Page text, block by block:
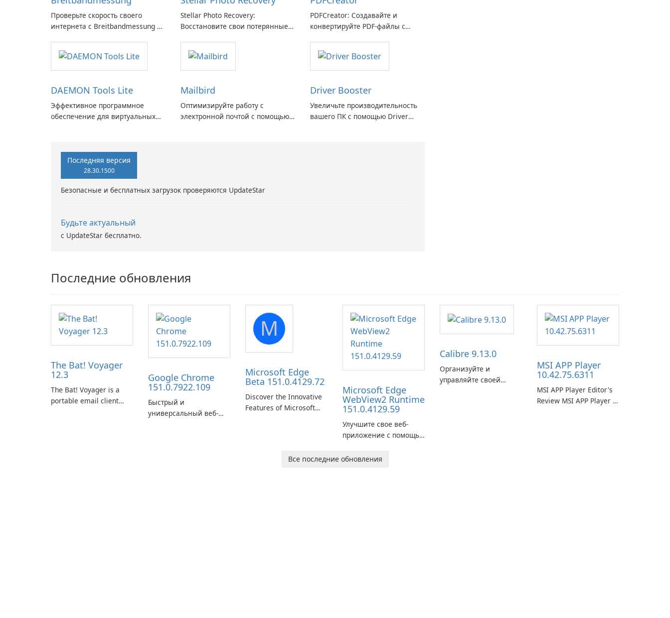
Проверьте скорость своего
интернета с Breitbandmessung от
Stellar Photo Recovery:
Восстановите свои потерянные
PDFCreator: Создавайте и
конвертируйте PDF-файлы с
DAEMON Tools Lite
Эффективное программное
обеспечение для виртуальных
Mailbird
Оптимизируйте работу с
электронной почтой с помощью
Driver Booster
Увеличьте производительность
вашего ПК с помощью Driver
Последняя версия
28.30.1500
Безопасные и бесплатных загрузок проверяются UpdateStar
Будьте актуальный
с UpdateStar бесплатно.
Последние обновления
The Bat! Voyager
12.3
The Bat! Voyager is a
portable email client
Google Chrome
151.0.7922.109
Быстрый и
универсальный веб-
M
Microsoft Edge
Beta 151.0.4129.72
Discover the Innovative
Features of Microsoft
shaping the landscape of
Microsoft Edge
WebView2 Runtime
151.0.4129.59
Улучшите свое веб-
приложение с помощью
Microsoft Edge
Calibre 9.13.0
Организуйте и
управляйте своей
MSI APP Player
10.42.75.6311
MSI APP Player Editor's
Review MSI APP Player is
Все последние обновления